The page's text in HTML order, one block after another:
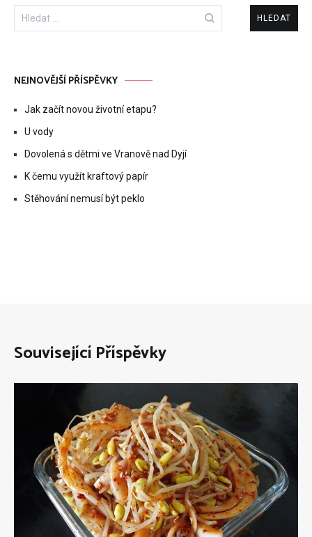
Vyhledávání
NEJNOVĚJŠÍ PŘÍSPĚVKY
Jak začít novou životní etapu?
U vody
Dovolená s dětmi ve Vranově nad Dyjí
K čemu využít kraftový papír
Stěhování nemusí být peklo
Související Příspěvky